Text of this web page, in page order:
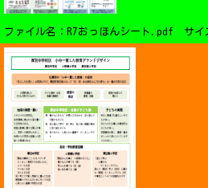
ファイル名：R7おっほんシート.pdf サイ